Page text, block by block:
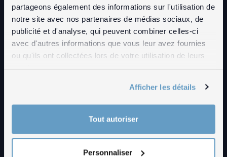
partageons également des informations sur l'utilisation de
notre site avec nos partenaires de médias sociaux, de
publicité et d'analyse, qui peuvent combiner celles-ci
avec d'autres informations que vous leur avez fournies
ou qu'ils ont collectées lors de votre utilisation de leurs
Afficher les détails
Tout autoriser
Personnaliser
FILMS
SHOP
INTRANET
DÉCLARATION RELATIVE AUX COOKIES